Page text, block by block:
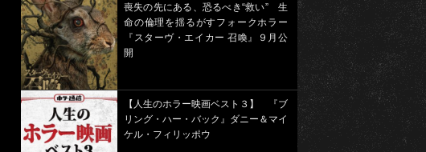
喪失の先にある、恐るべき“救い” 生
命の倫理を揺るがすフォークホラー
『スターヴ・エイカー 召喚』９月公
開
【人生のホラー映画ベスト３】 『ブ
リング・ハー・バック』ダニー＆マイ
ケル・フィリッポウ